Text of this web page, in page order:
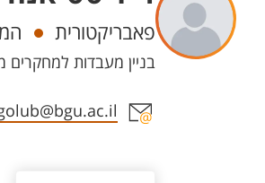
יחידות
פאבריקטורית
בניין מעבדות למחקרים מתקדמים
אזור צור קשר עם